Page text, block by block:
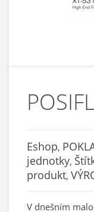
Eshop,
jednotky,
produkt,
V dnešním